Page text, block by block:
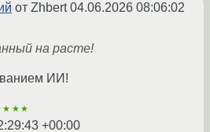
от Zhbert04.06.2026 08:06:02
на расте!
ИИ!
+00:00